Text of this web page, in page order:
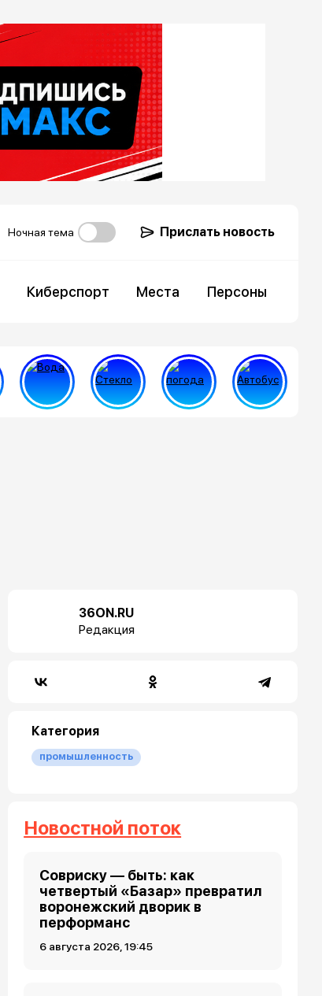
Ночная тема Прислать новость
Киберспорт Места Персоны
36ON.RU
Редакция
Категория
промышленность
Новостной поток
Совриску — быть: как
четвертый «Базар» превратил
воронежский дворик в
перформанс
6 августа 2026, 19:45